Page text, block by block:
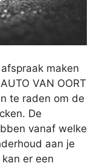
maken
VAN OORT
te raden om de
De
vanaf welke
aan je
er een